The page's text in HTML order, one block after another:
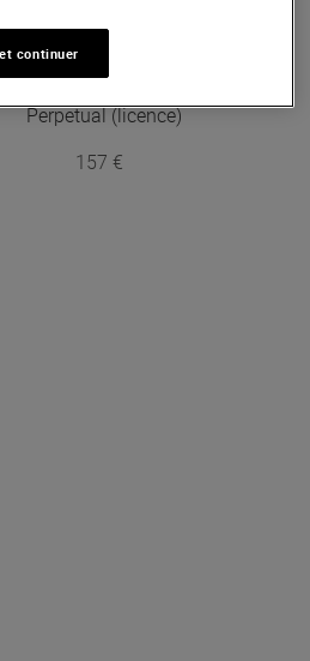
NotationSibelius Artist
Perpetual (licence)
157 €
continuer